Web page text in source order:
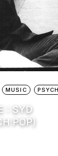
MUSIC
: SYD
POP)